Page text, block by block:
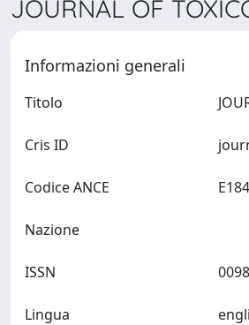
JOURNAL OF
Informazioni generali
Titolo
Cris ID
Codice ANCE
Nazione
ISSN
Lingua